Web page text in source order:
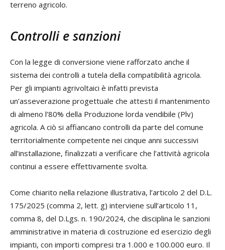
terreno agricolo.
Controlli e sanzioni
Con la legge di conversione viene rafforzato anche il
sistema dei controlli a tutela della compatibilità agricola.
Per gli impianti agrivoltaici è infatti prevista
un’asseverazione progettuale che attesti il mantenimento
di almeno l’80% della Produzione lorda vendibile (Plv)
agricola. A ciò si affiancano controlli da parte del comune
territorialmente competente nei cinque anni successivi
all’installazione, finalizzati a verificare che l’attività agricola
continui a essere effettivamente svolta.
Come chiarito nella relazione illustrativa, l’articolo 2 del D.L.
175/2025 (comma 2, lett. g) interviene sull’articolo 11,
comma 8, del D.Lgs. n. 190/2024, che disciplina le sanzioni
amministrative in materia di costruzione ed esercizio degli
impianti, con importi compresi tra 1.000 e 100.000 euro. Il